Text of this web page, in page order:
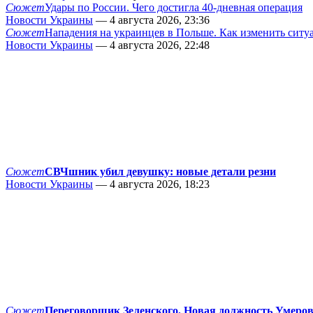
СюжетУдары по России. Чего достигла 40-дневная операция
Новости Украины — 4 августа 2026, 23:36
СюжетНападения на украинцев в Польше. Как изменить
Новости Украины — 4 августа 2026, 22:48
СюжетСВЧшник убил девушку: новые детали резни
Новости Украины — 4 августа 2026, 18:23